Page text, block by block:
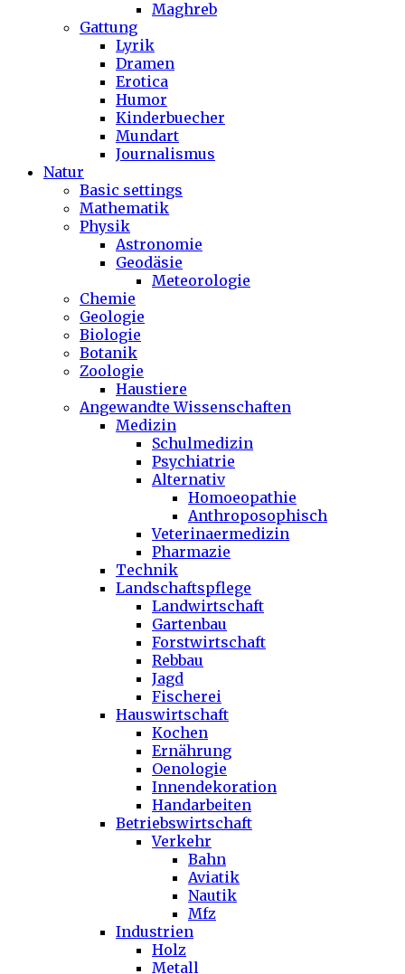
Maghreb
Gattung
Lyrik
Dramen
Erotica
Humor
Kinderbuecher
Mundart
Journalismus
Natur
Basic settings
Mathematik
Physik
Astronomie
Geodäsie
Meteorologie
Chemie
Geologie
Biologie
Botanik
Zoologie
Haustiere
Angewandte Wissenschaften
Medizin
Schulmedizin
Psychiatrie
Alternativ
Homoeopathie
Anthroposophisch
Veterinaermedizin
Pharmazie
Technik
Landschaftspflege
Landwirtschaft
Gartenbau
Forstwirtschaft
Rebbau
Jagd
Fischerei
Hauswirtschaft
Kochen
Ernährung
Oenologie
Innendekoration
Handarbeiten
Betriebswirtschaft
Verkehr
Bahn
Aviatik
Nautik
Mfz
Industrien
Holz
Metall